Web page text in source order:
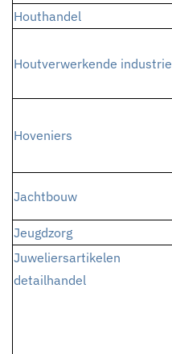
Houthandel
Houtverwerkende industrie
Hoveniers
Jachtbouw
Jeugdzorg
Juweliersartikelen
detailhandel